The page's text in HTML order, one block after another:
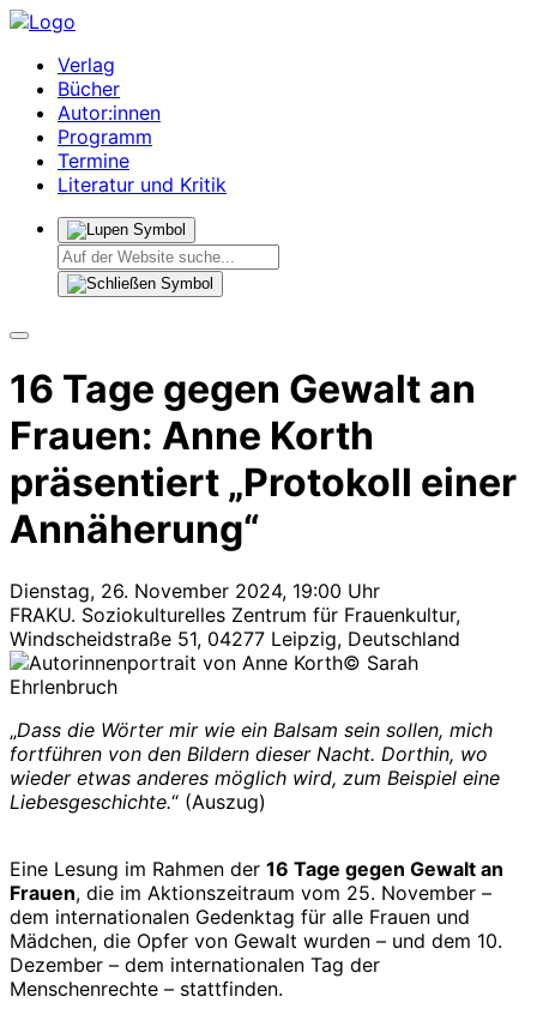
Verlag
Bücher
Autor:innen
Programm
Termine
Literatur und Kritik
16 Tage gegen Gewalt an
Frauen: Anne Korth
präsentiert „Protokoll einer
Annäherung“
Dienstag, 26. November 2024, 19:00 Uhr
FRAKU. Soziokulturelles Zentrum für Frauenkultur,
Windscheidstraße 51, 04277 Leipzig, Deutschland
© Sarah
Ehrlenbruch
„Dass die Wörter mir wie ein Balsam sein sollen, mich
fortführen von den Bildern dieser Nacht. Dorthin, wo
wieder etwas anderes möglich wird, zum Beispiel eine
Liebesgeschichte.“ (Auszug)
Eine Lesung im Rahmen der 16 Tage gegen Gewalt an
Frauen, die im Aktionszeitraum vom 25. November –
dem internationalen Gedenktag für alle Frauen und
Mädchen, die Opfer von Gewalt wurden – und dem 10.
Dezember – dem internationalen Tag der
Menschenrechte – stattfinden.